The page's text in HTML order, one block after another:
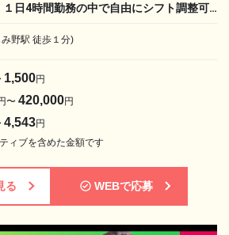
日4時間勤務の中で自由にシフト調整可
野駅 徒歩１分)
1,500円
〜 420,000円
4,543円
ィブを含めた金額です
る WEBで応募